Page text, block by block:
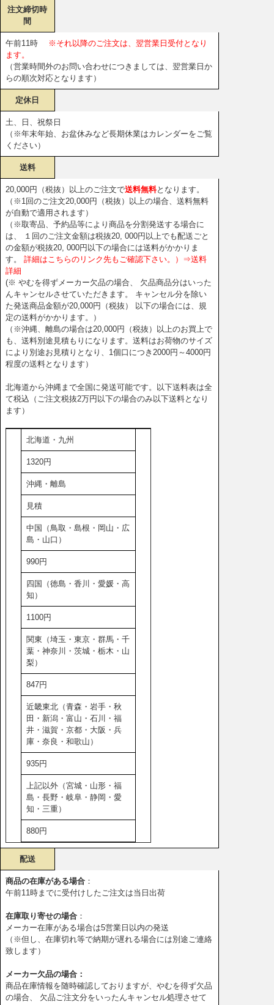
注文締切時
間
午前11時
※それ以降のご注文は、翌営業日受付となり
ます。
（営業時間外のお問い合わせにつきましては、翌営業日か
らの順次対応となります）
定休日
土、日、祝祭日
（※年末年始、お盆休みなど長期休業はカレンダーをご覧
ください）
送料
20,000円（税抜）以上のご注文で送料無料となります。
（※1回のご注文20,000円（税抜）以上の場合、送料無料
が自動で適用されます）
（※取寄品、予約品等により商品を分割発送する場合に
は、 １回のご注文金額は税抜20, 000円以上でも配送ごと
の金額が税抜20, 000円以下の場合には送料がかかりま
す。
詳細はこちらのリンク先もご確認下さい。）⇒送料
詳細
(※ やむを得ずメーカー欠品の場合、 欠品商品分はいった
んキャンセルさせていただきます。 キャンセル分を除い
た発送商品金額が20,000円（税抜） 以下の場合には、規
定の送料がかかります。）
（※沖縄、離島の場合は20,000円（税抜）以上のお買上で
も、送料別途見積もりになります。送料はお荷物のサイズ
により別途お見積りとなり、1個口につき2000円～4000円
程度の送料となります）
北海道から沖縄まで全国に発送可能です。以下送料表は全
て税込（ご注文税抜2万円以下の場合のみ以下送料となり
ます）
北海道・九州
1320円
沖縄・離島
見積
中国（鳥取・島根・岡山・広
島・山口）
990円
四国（徳島・香川・愛媛・高
知）
1100円
関東（埼玉・東京・群馬・千
葉・神奈川・茨城・栃木・山
梨）
847円
近畿東北（青森・岩手・秋
田・新潟・富山・石川・福
井・滋賀・京都・大阪・兵
庫・奈良・和歌山）
935円
上記以外（宮城・山形・福
島・長野・岐阜・静岡・愛
知・三重）
880円
配送
商品の在庫がある場合 ：
午前11時までに受付けしたご注文は当日出荷
在庫取り寄せの場合 ：
メーカー在庫がある場合は5営業日以内の発送
（※但し、在庫切れ等で納期が遅れる場合には別途ご連絡
致します）
メーカー欠品の場合：
商品在庫情報を随時確認しておりますが、やむを得ず欠品
の場合、 欠品ご注文分をいったんキャンセル処理させて